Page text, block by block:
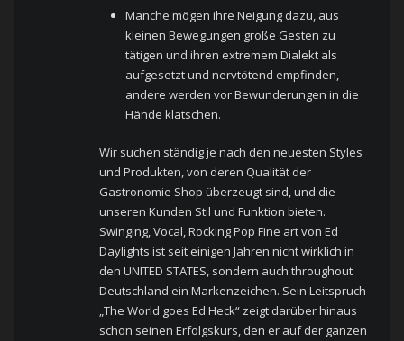
Manche mögen ihre Neigung dazu, aus
kleinen Bewegungen große Gesten zu
tätigen und ihren extremem Dialekt als
aufgesetzt und nervtötend empfinden,
andere werden vor Bewunderungen in die
Hände klatschen.
Wir suchen ständig je nach den neuesten Styles
und Produkten, von deren Qualität der
Gastronomie Shop überzeugt sind, und die
unseren Kunden Stil und Funktion bieten.
Swinging, Vocal, Rocking Pop Fine art von Ed
Daylights ist seit einigen Jahren nicht wirklich in
den UNITED STATES, sondern auch throughout
Deutschland ein Markenzeichen. Sein Leitspruch
„The World goes Ed Heck“ zeigt darüber hinaus
schon seinen Erfolgskurs, den er auf der ganzen